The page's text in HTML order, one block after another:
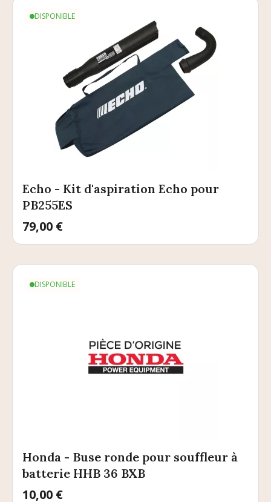
DISPONIBLE
Echo - Kit d'aspiration Echo pour
PB255ES
Prix
79,00 €
DISPONIBLE
Honda - Buse ronde pour souffleur à
batterie HHB 36 BXB
Prix
10,00 €